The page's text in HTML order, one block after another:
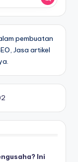
pembuatan
Jasa artikel
Ini